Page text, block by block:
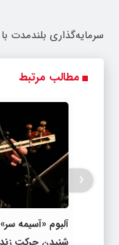
سرمایه‌گذاری بلندمدت
مطالب مرتبط
آلبوم «آسیمه
‹